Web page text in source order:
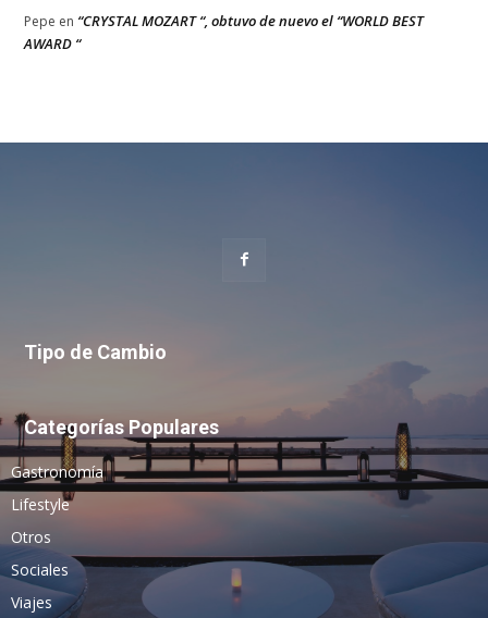
Pepe en “CRYSTAL MOZART “, obtuvo de nuevo el “WORLD BEST
AWARD “
Tipo de Cambio
Categorías Populares
Gastronomía
Lifestyle
Otros
Sociales
Viajes